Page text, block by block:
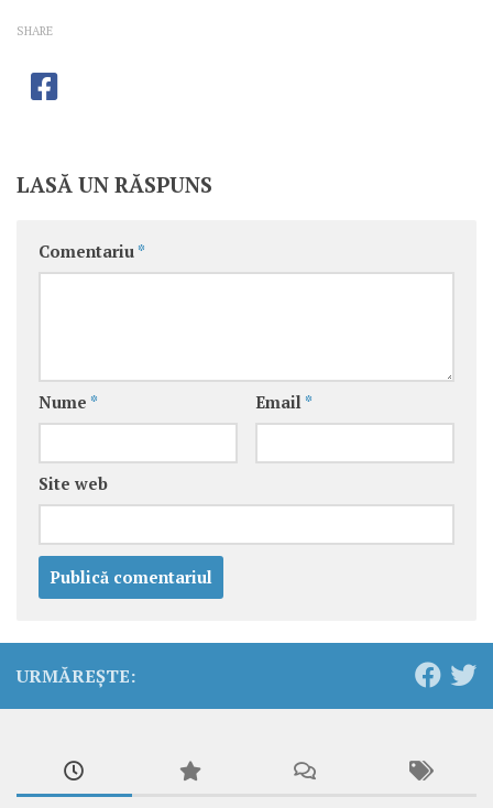
SHARE
LASĂ UN RĂSPUNS
Comentariu *
Nume * Email *
Site web
URMĂREȘTE: